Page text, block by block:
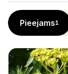
Pieejams1